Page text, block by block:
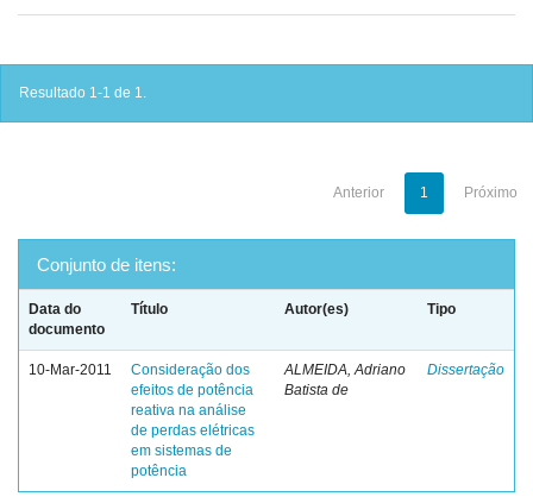
Resultado 1-1 de 1.
Anterior 1 Próximo
Conjunto de itens:
Data do
documento
Título Autor(es) Tipo
10-Mar-2011
Consideração dos
efeitos de potência
reativa na análise
de perdas elétricas
em sistemas de
potência
ALMEIDA, Adriano
Batista de
Dissertação